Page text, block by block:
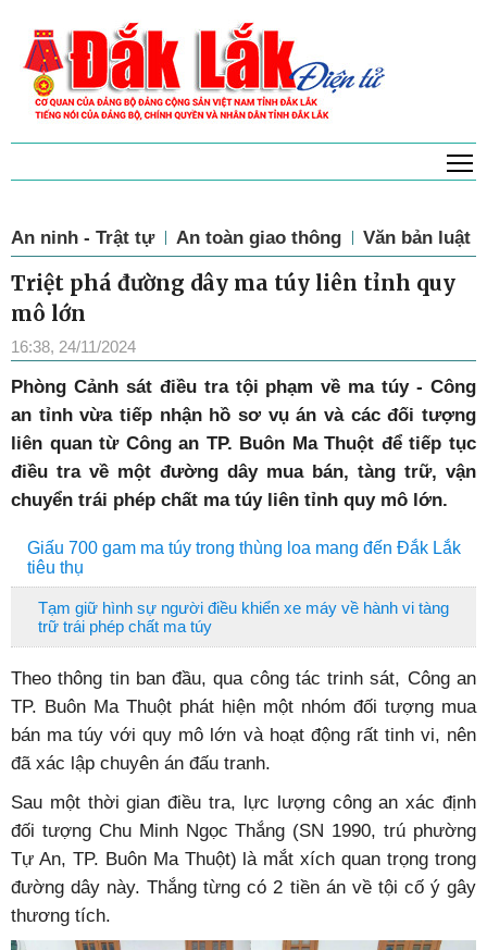
An ninh - Trật tự An toàn giao thông Văn bản luật
Triệt phá đường dây ma túy liên tỉnh quy
mô lớn
16:38, 24/11/2024
Phòng Cảnh sát điều tra tội phạm về ma túy - Công
an tỉnh vừa tiếp nhận hồ sơ vụ án và các đối tượng
liên quan từ Công an TP. Buôn Ma Thuột để tiếp tục
điều tra về một đường dây mua bán, tàng trữ, vận
chuyển trái phép chất ma túy liên tỉnh quy mô lớn.
Giấu 700 gam ma túy trong thùng loa mang đến Đắk Lắk
tiêu thụ
Tạm giữ hình sự người điều khiển xe máy về hành vi tàng
trữ trái phép chất ma túy
Theo thông tin ban đầu, qua công tác trinh sát, Công an
TP. Buôn Ma Thuột phát hiện một nhóm đối tượng mua
bán ma túy với quy mô lớn và hoạt động rất tinh vi, nên
đã xác lập chuyên án đấu tranh.
Sau một thời gian điều tra, lực lượng công an xác định
đối tượng Chu Minh Ngọc Thắng (SN 1990, trú phường
Tự An, TP. Buôn Ma Thuột) là mắt xích quan trọng trong
đường dây này. Thắng từng có 2 tiền án về tội cố ý gây
thương tích.